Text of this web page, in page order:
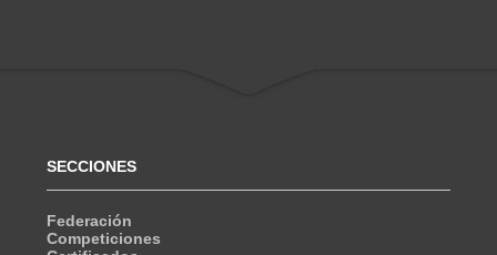
SECCIONES
Federación
Competiciones